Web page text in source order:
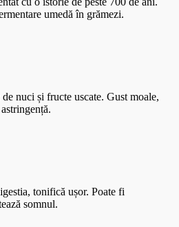
umedă în grămezi.
nuci și fructe uscate. Gust moale,
tonifică ușor. Poate fi
somnul.